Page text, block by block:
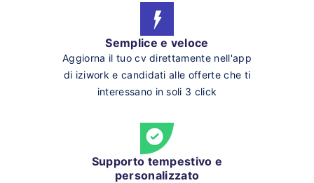
Semplice e veloce
Aggiorna il tuo cv direttamente nell'app
di iziwork e candidati alle offerte che ti
interessano in soli 3 click
Supporto tempestivo e
personalizzato